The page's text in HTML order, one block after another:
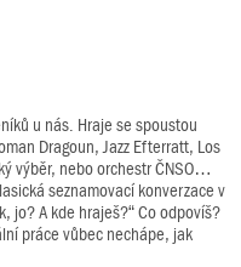
u nás. Hraje se spoustou
Dragoun, Jazz Efterratt, Los
výběr, nebo orchestr ČNSO…
seznamovací konverzace v
jo? A kde hraješ?“ Co odpovíš?
práce vůbec nechápe, jak